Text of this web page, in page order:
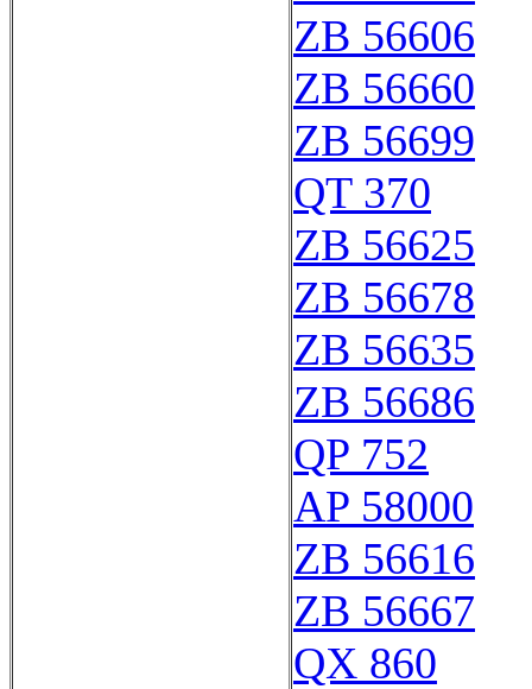
ZB 56606
ZB 56660
ZB 56699
QT 370
ZB 56625
ZB 56678
ZB 56635
ZB 56686
QP 752
AP 58000
ZB 56616
ZB 56667
QX 860